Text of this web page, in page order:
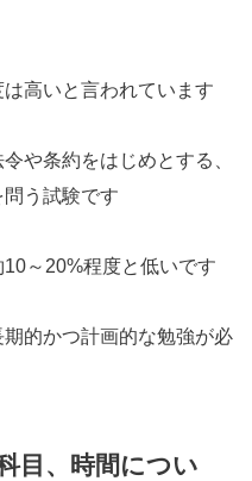
高いと言われています
や条約をはじめとする、
う試験です
～20%程度と低いです
的かつ計画的な勉強が必
目、時間につい